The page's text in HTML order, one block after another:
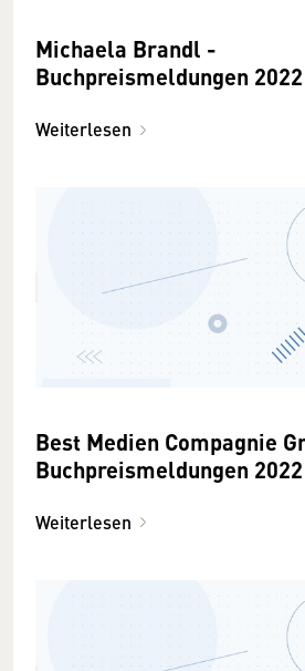
Michaela Brandl -
Buchpreismeldungen 2022
Weiterlesen
Best Medien Compagnie
Buchpreismeldungen 2022
Weiterlesen